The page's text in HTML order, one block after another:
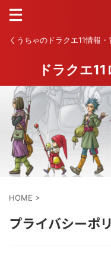
くうちゃのドラクエ11情報
ドラクエ
HOME >
プライバシー